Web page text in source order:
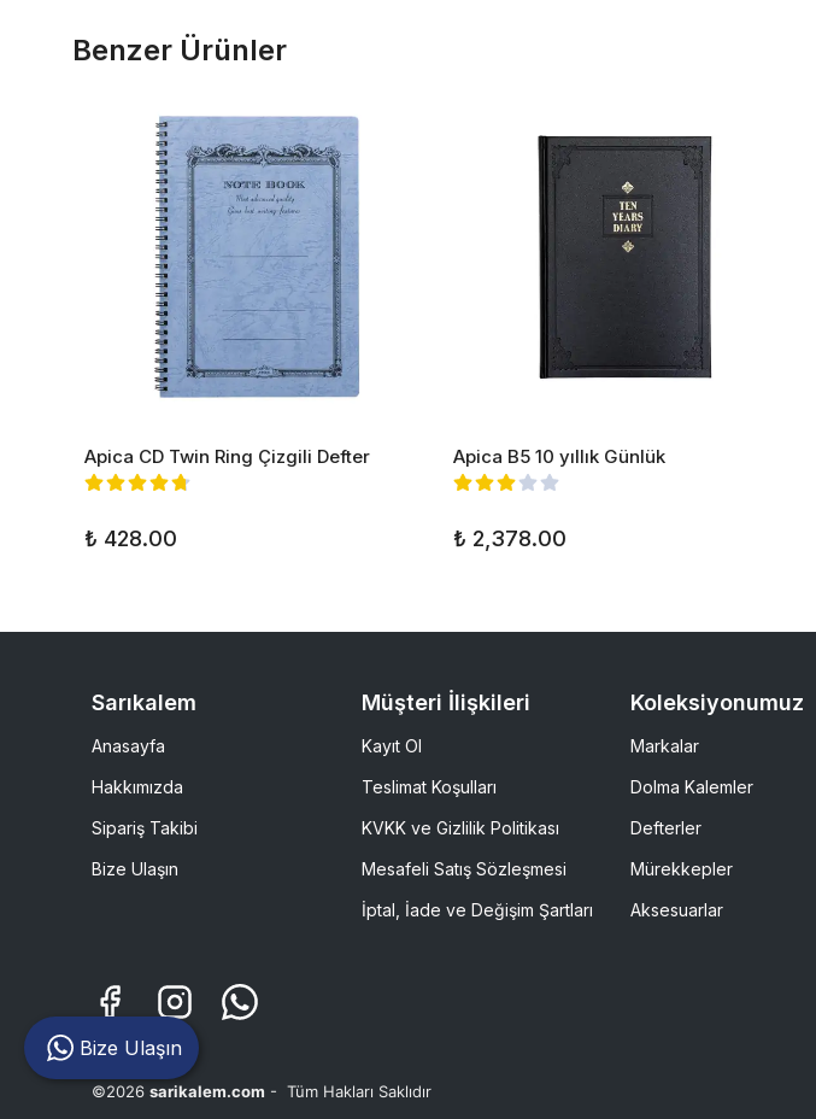
Benzer Ürünler
Apica CD Twin Ring Çizgili Defter
₺ 428.00
Apica B5 10 yıllık Günlük
₺ 2,378.00
Sarıkalem
Anasayfa
Hakkımızda
Sipariş Takibi
Bize Ulaşın
Müşteri İlişkileri
Kayıt Ol
Teslimat Koşulları
KVKK ve Gizlilik Politikası
Mesafeli Satış Sözleşmesi
İptal, İade ve Değişim Şartları
Koleksiyonumuz
Markalar
Dolma Kalemler
Defterler
Mürekkepler
Aksesuarlar
©2026 sarikalem.com - Tüm Hakları Saklıdır
Bize Ulaşın